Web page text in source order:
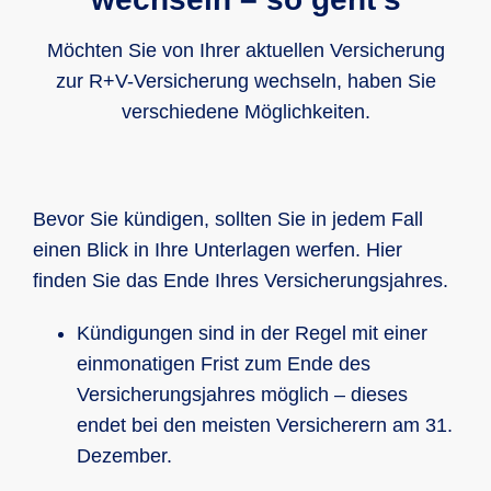
zum Tragen kommt. Sie ist in allen Kfz-
Haftpflichtversicherungstarifen der R+V
enthalten.
Mit diesem geringen Jahresbeitrag
profitieren Sie unterwegs sowohl in
Deutschland als auch im europäischen
Ausland im Falle einer Panne, eines
bei derPannenhilfe und Abschleppen
sowie einem Mietwagen als
Ersatzfahrzeugfür die Dauer der
Reparatur.
Auch ein Reiseschutzbrief ist enthalten,
der Leistungen wie
Krankenrücktransport oder die
Vermittlung ärztlicher Betreuung
Möchten Sie von Ihrer aktuellen Versicherung
zur R+V-Versicherung wechseln, haben Sie
verschiedene Möglichkeiten.
Bevor Sie kündigen, sollten Sie in jedem Fall
einen Blick in Ihre Unterlagen werfen. Hier
finden Sie das Ende Ihres Versicherungsjahres.
Kündigungen sind in der Regel mit einer
einmonatigen Frist zum Ende des
Versicherungsjahres möglich – dieses
endet bei den meisten Versicherern am 31.
Dezember.